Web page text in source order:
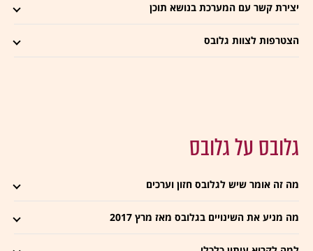
יצירת קשר עם המערכת בנושא תוכן
הצטרפות לצוות גלובס
גלובס על גלובס
מה זה אומר שיש לגלובס חזון וערכים
מה מניע את השינויים בגלובס מאז מרץ 2017